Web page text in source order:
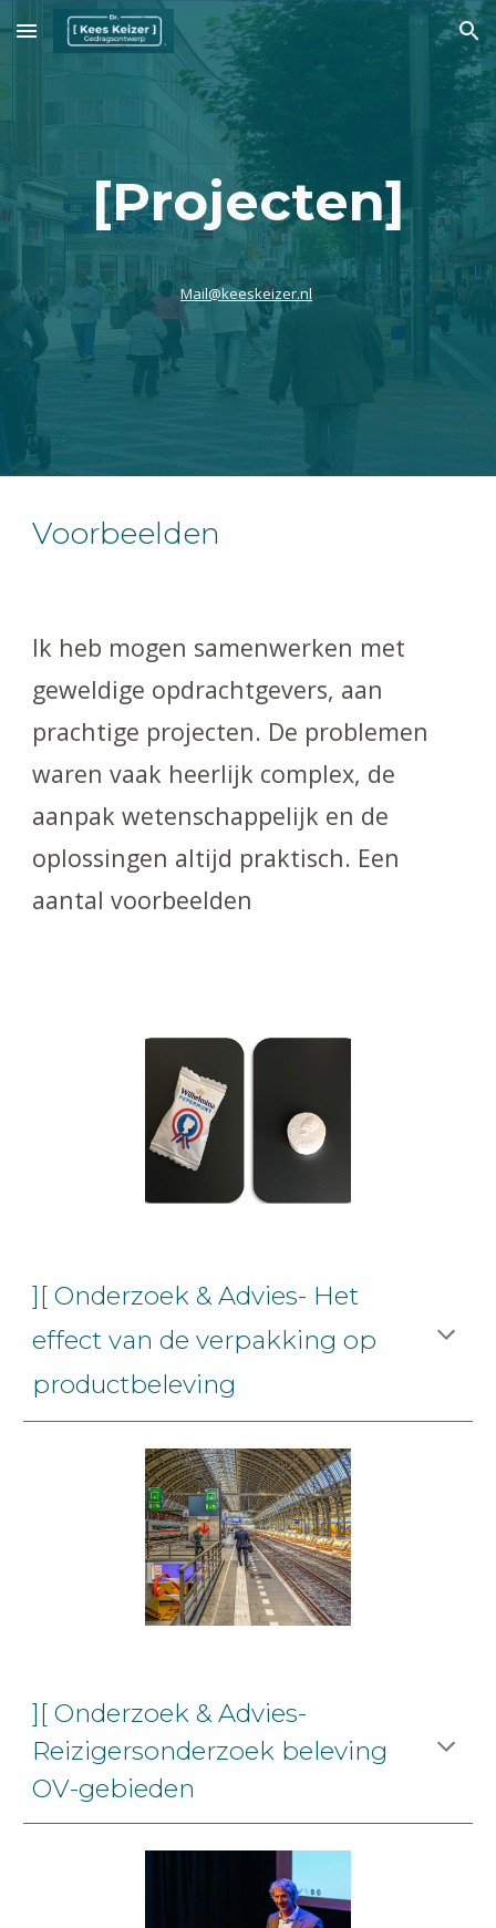
Skip to main content Skip to navigation
[Projecten]
Mail@keeskeizer.nl
Voorbeelden
Ik heb mogen samenwerken met
geweldige opdrachtgevers, aan
prachtige projecten. De problemen
waren vaak heerlijk complex, de
aanpak wetenschappelijk en de
oplossingen altijd praktisch. Een
aantal voorbeelden
][ Onderzoek & Advies- Het
effect van de verpakking op
productbeleving
][ Onderzoek & Advies-
Reizigersonderzoek beleving
OV-gebieden